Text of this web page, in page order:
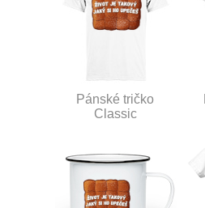
Pánské tričko
Classic